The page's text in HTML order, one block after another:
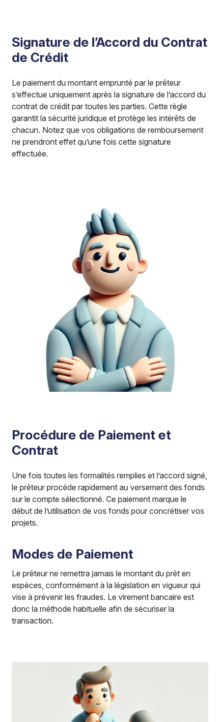
Signature de l’Accord du Contrat
de Crédit
Le paiement du montant emprunté par le prêteur
s’effectue uniquement après la signature de l’accord du
contrat de crédit par toutes les parties. Cette règle
garantit la sécurité juridique et protège les intérêts de
chacun. Notez que vos obligations de remboursement
ne prendront effet qu’une fois cette signature
effectuée.
Procédure de Paiement et
Contrat
Une fois toutes les formalités remplies et l’accord signé,
le prêteur procède rapidement au versement des fonds
sur le compte sélectionné. Ce paiement marque le
début de l’utilisation de vos fonds pour concrétiser vos
projets.
Modes de Paiement
Le prêteur ne remettra jamais le montant du prêt en
espèces, conformément à la législation en vigueur qui
vise à prévenir les fraudes. Le virement bancaire est
donc la méthode habituelle afin de sécuriser la
transaction.